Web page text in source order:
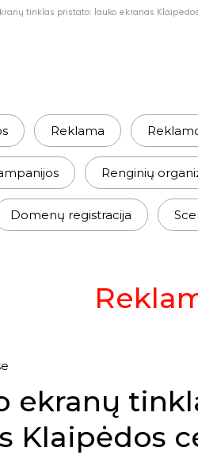
tinklas pristato: lauko ekranas
Reklama
Renginių
Domenų registracija
ekranų
Klaipėdos